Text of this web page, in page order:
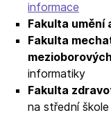
informace
Fakulta
Fakulta
informatiky
Fakulta
na střední škole